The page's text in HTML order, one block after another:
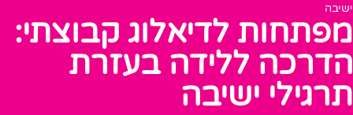
ישיבה
מפתחות לדיאלוג קבוצתי:
הדרכה ללידה בעזרת
תרגילי ישיבה